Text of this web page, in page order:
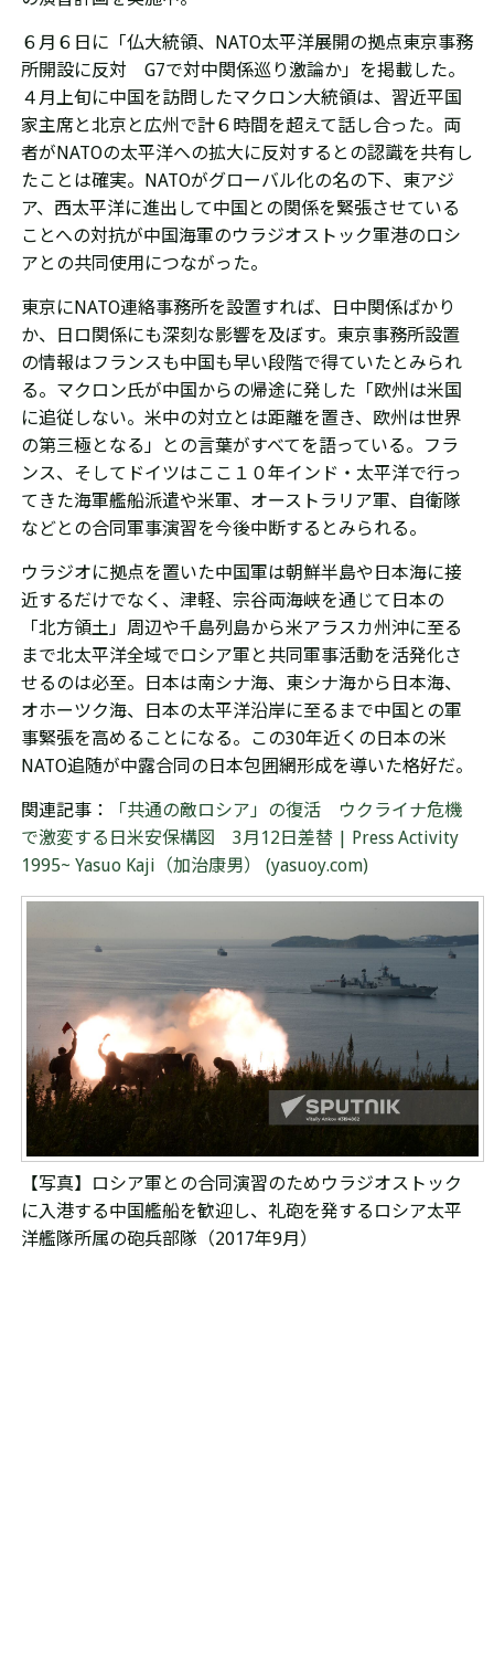
６月６日に「仏大統領、NATO太平洋展開の拠点東京事務
所開設に反対 G7で対中関係巡り激論か」を掲載した。
４月上旬に中国を訪問したマクロン大統領は、 習近平国
家主席と北京と広州で計６時間を超えて話し合った。両
者がNATOの太平洋への拡大に反対するとの認識を共有し
たことは確実。 NATOがグローバル化の名の下、東アジ
ア、西太平洋に進出して中国との関係を緊張させている
ことへの対抗が中国海軍のウラジオストック軍港のロシ
アとの共同使用につながった。
東京にNATO連絡事務所を設置すれば、日中関係ばかり
か、日ロ関係にも深刻な影響を及ぼす。東京事務所設置
の情報はフランスも中国も早い段階で得ていたとみられ
る。マクロン氏が中国からの帰途に発した「欧州は米国
に追従しない。米中の対立とは距離を置き、欧州は世界
の第三極となる」との言葉がすべてを語っている。フラ
ンス、そしてドイツはここ１０年インド・太平洋で行っ
てきた海軍艦船派遣や米軍、オーストラリア軍、自衛隊
などとの合同軍事演習を今後中断するとみられる。
ウラジオに拠点を置いた中国軍は朝鮮半島や日本海に接
近するだけでなく、津軽、宗谷両海峡を通じて日本の
「北方領土」周辺や千島列島から米アラスカ州沖に至る
まで北太平洋全域でロシア軍と共同軍事活動を活発化さ
せるのは必至。日本は南シナ海、東シナ海から日本海、
オホーツク海、日本の太平洋沿岸に至るまで中国との軍
事緊張を高めることになる。この30年近くの日本の米
NATO追随が中露合同の日本包囲網形成を導いた格好だ。
関連記事：
「共通の敵ロシア」の復活 ウクライナ危機
で激変する日米安保構図 3月12日差替 | Press Activity
1995~ Yasuo Kaji（加治康男） (yasuoy.com)
【写真】ロシア軍との合同演習のため ウラジオストック
に入港する中国艦船を歓迎し、礼砲を発するロシア太平
洋艦隊所属の砲兵部隊（2017年9月）